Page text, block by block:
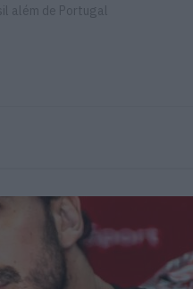
além de Portugal